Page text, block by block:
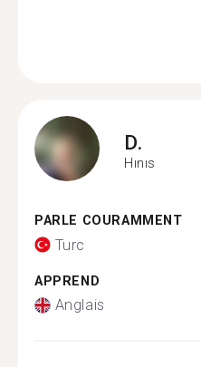
D.
Hınıs
PARLE COURAMMENT
Turc
APPREND
Anglais